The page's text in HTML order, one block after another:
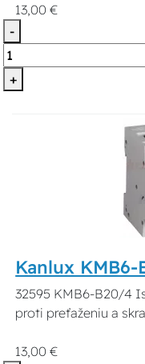
13,00 €
-
+
Kanlux
32595 KMB6-B20/4
proti preťaženiu a
13,00 €